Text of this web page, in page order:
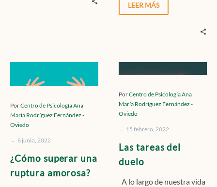
muerte o abandono….
LEER MÁS
superar
ruptura
amorosa?
PorCentro de Psicología Ana
María Rodríguez Fernández -
Oviedo
- 8 junio, 2022
¿Cómo superar una
ruptura amorosa?
del
duelo
PorCentro de Psicología Ana
María Rodríguez Fernández -
Oviedo
- 15 febrero, 2022
Las tareas del
duelo
A lo largo de nuestra vida